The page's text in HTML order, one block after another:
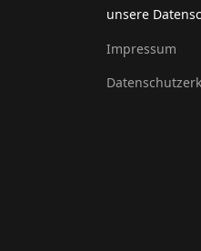
unsere
Impressum